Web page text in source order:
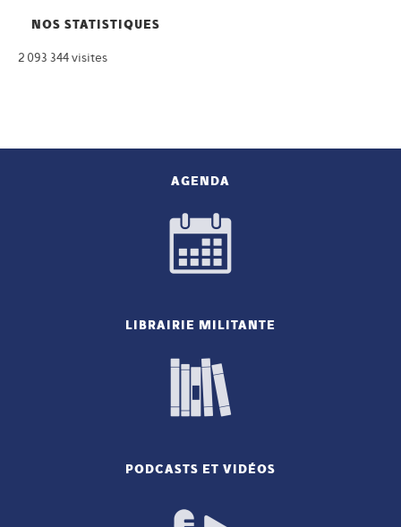
NOS STATISTIQUES
2 093 344 visites
AGENDA
LIBRAIRIE MILITANTE
PODCASTS ET VIDÉOS